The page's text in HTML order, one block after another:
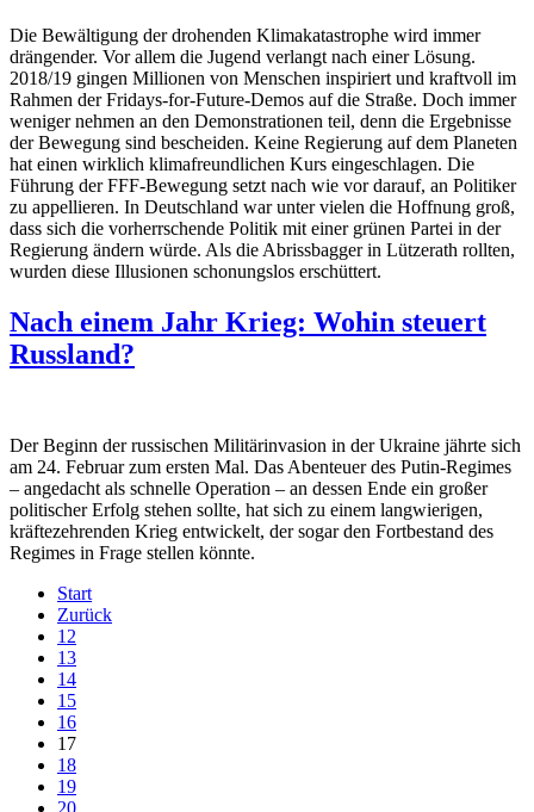
Die Bewältigung der drohenden Klimakatastrophe wird immer
drängender. Vor allem die Jugend verlangt nach einer Lösung.
2018/19 gingen Millionen von Menschen inspiriert und kraftvoll im
Rahmen der Fridays-for-Future-Demos auf die Straße. Doch immer
weniger nehmen an den Demonstrationen teil, denn die Ergebnisse
der Bewegung sind bescheiden. Keine Regierung auf dem Planeten
hat einen wirklich klimafreundlichen Kurs eingeschlagen. Die
Führung der FFF-Bewegung setzt nach wie vor darauf, an Politiker
zu appellieren. In Deutschland war unter vielen die Hoffnung groß,
dass sich die vorherrschende Politik mit einer grünen Partei in der
Regierung ändern würde. Als die Abrissbagger in Lützerath rollten,
wurden diese Illusionen schonungslos erschüttert.
Nach einem Jahr Krieg: Wohin steuert
Russland?
Der Beginn der russischen Militärinvasion in der Ukraine jährte sich
am 24. Februar zum ersten Mal. Das Abenteuer des Putin-Regimes
– angedacht als schnelle Operation – an dessen Ende ein großer
politischer Erfolg stehen sollte, hat sich zu einem langwierigen,
kräftezehrenden Krieg entwickelt, der sogar den Fortbestand des
Regimes in Frage stellen könnte.
Start
Zurück
12
13
14
15
16
17
18
19
20